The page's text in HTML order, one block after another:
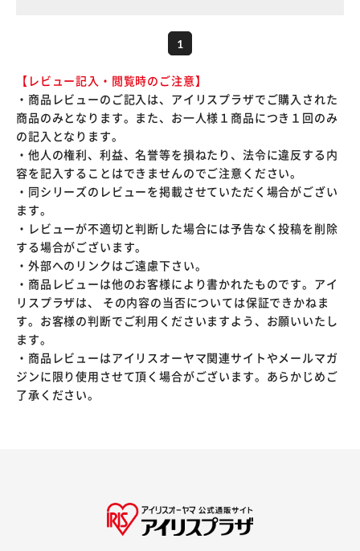
1
【レビュー記入・閲覧時のご注意】
・商品レビューのご記入は、アイリスプラザでご購入された
商品のみとなります。また、お一人様１商品につき１回のみ
の記入となります。
・他人の権利、利益、名誉等を損ねたり、法令に違反する内
容を記入することはできませんのでご注意ください。
・同シリーズのレビューを掲載させていただく場合がござい
ます。
・レビューが不適切と判断した場合には予告なく投稿を削除
する場合がございます。
・外部へのリンクはご遠慮下さい。
・商品レビューは他のお客様により書かれたものです。アイ
リスプラザは、 その内容の当否については保証できかねま
す。お客様の判断でご利用くださいますよう、お願いいたし
ます。
・商品レビューはアイリスオーヤマ関連サイトやメールマガ
ジンに限り使用させて頂く場合がございます。あらかじめご
了承ください。